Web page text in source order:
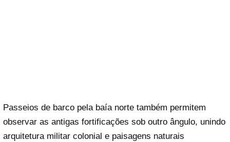
Passeios de barco pela baía norte também permitem
observar as antigas fortificações sob outro ângulo, unindo
arquitetura militar colonial e paisagens naturais